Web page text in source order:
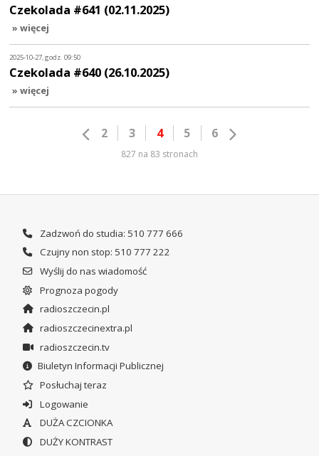
Czekolada #641 (02.11.2025)
» więcej
2025-10-27, godz. 09:50
Czekolada #640 (26.10.2025)
» więcej
2 3 4 5 6
827 na 83 stronach
Zadzwoń do studia: 510 777 666
Czujny non stop: 510 777 222
Wyślij do nas wiadomość
Prognoza pogody
radioszczecin.pl
radioszczecinextra.pl
radioszczecin.tv
Biuletyn Informacji Publicznej
Posłuchaj teraz
Logowanie
DUŻA CZCIONKA
DUŻY KONTRAST